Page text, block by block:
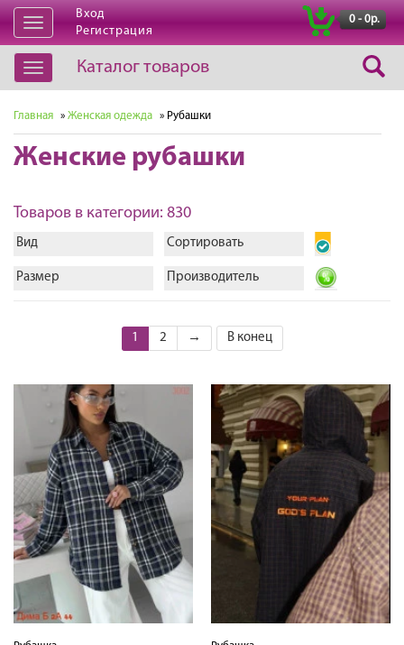
Открыть
навигацию
Вход
Регистрация
0 - 0р.
Открыть
навигацию
Каталог товаров
Главная » Женская одежда » Рубашки
Женские рубашки
Товаров в категории: 830
Вид Сортировать
Размер Производитель
1 2 → В конец